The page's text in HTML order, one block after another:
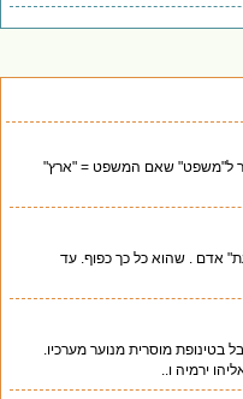
ל"משפט" שאם המשפט = "ארץ"
אדם . שהוא כל כך כפוף. עד
מוסרית מנוער מערכיו.
ירמיה ו..